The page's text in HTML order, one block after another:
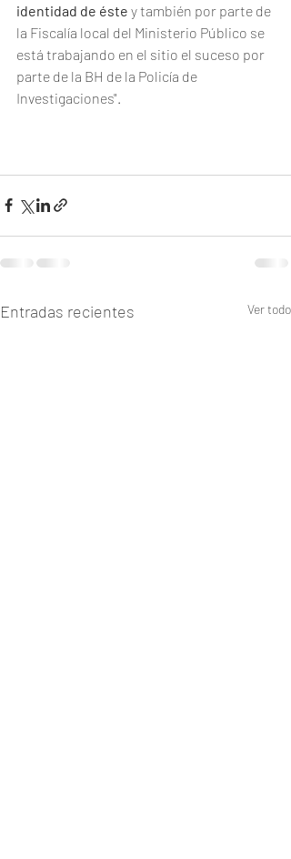
identidad de éste y también por parte de
la Fiscalía local del Ministerio Público se
está trabajando en el sitio el suceso por
parte de la BH de la Policía de
Investigaciones".
Entradas recientes Ver todo